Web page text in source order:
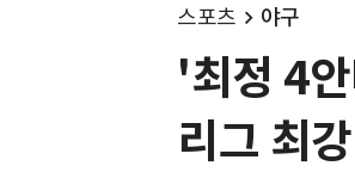
스포츠 야구
'최정 4
리그 최